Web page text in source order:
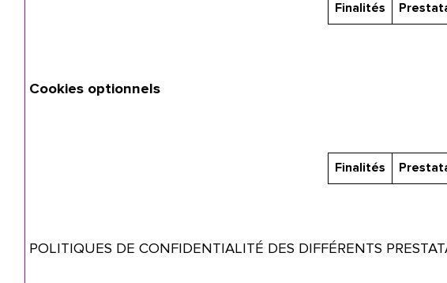
Finalités
Cookies optionnels
Finalités
POLITIQUES DE CONFIDENTIALITÉ DES DIFFÉRENTS